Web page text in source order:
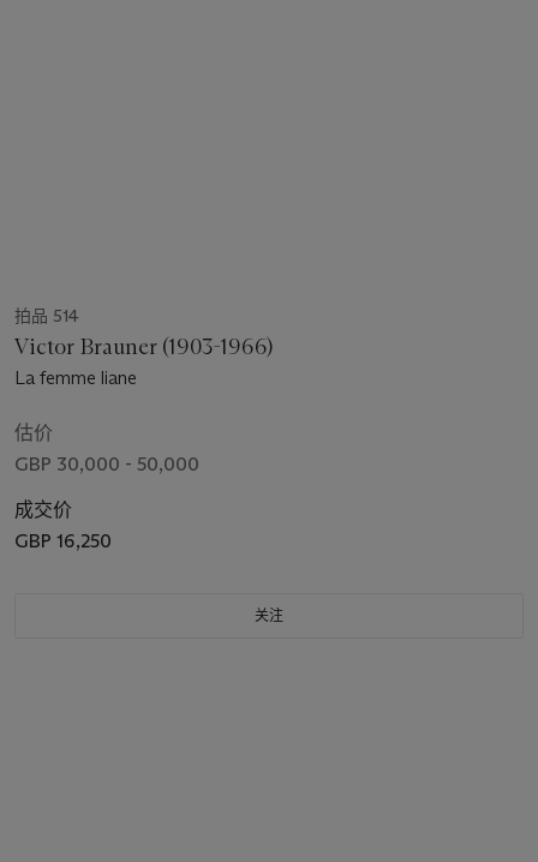
拍品 514
Victor Brauner (1903-1966)
La femme liane
估价
GBP 30,000 - 50,000
成交价
GBP 16,250
关注